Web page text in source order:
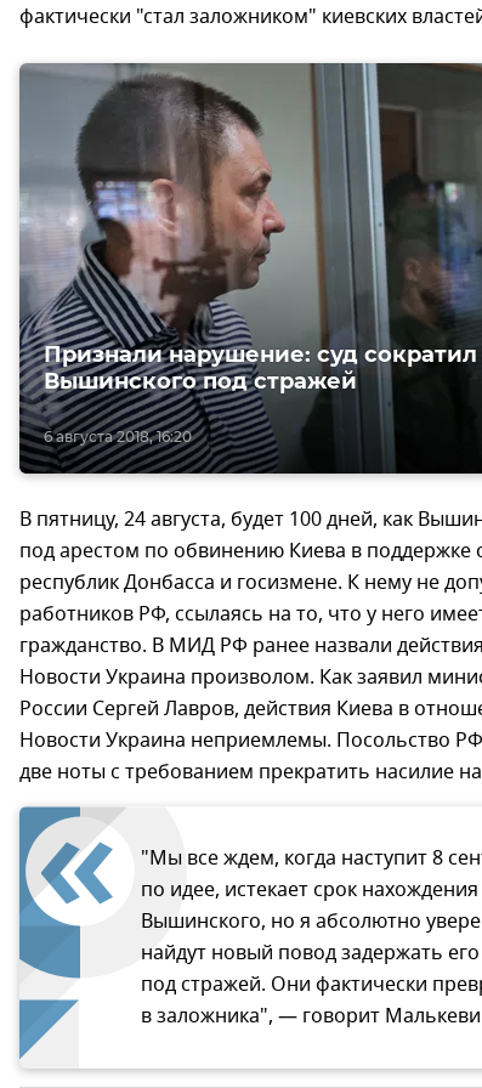
фактически "стал заложником" киевских
6 августа 2018, 16:20
Признали нарушение: суд
Вышинского под стражей
В пятницу, 24 августа, будет 100 дней, как
под арестом по обвинению Киева в
республик Донбасса и госизмене. К нему не
работников РФ, ссылаясь на то, что у него
гражданство. В МИД РФ ранее назвали
Новости Украина произволом. Как заявил
России Сергей Лавров, действия Киева в
Новости Украина неприемлемы. Посольство
две ноты с требованием прекратить насилие
"Мы все ждем, когда наступит 8
по идее, истекает срок
Вышинского, но я абсолютно
найдут новый повод задержать
под стражей. Они фактически
в заложника", — говорит